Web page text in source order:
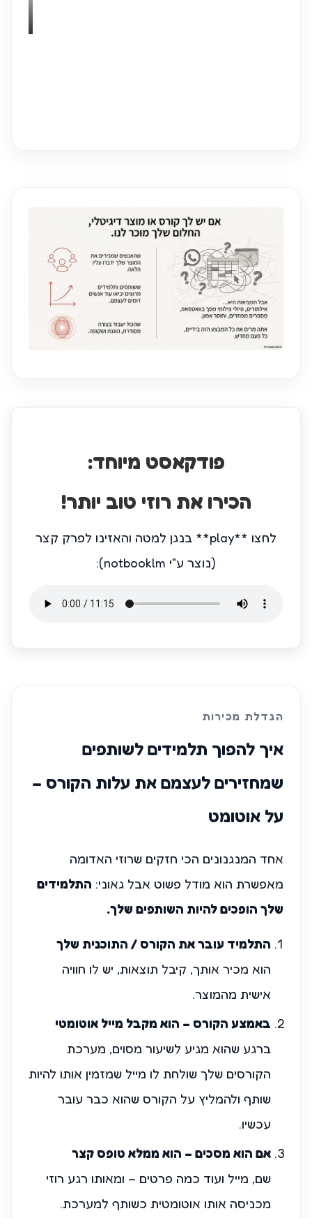
פודקאסט מיוחד:
הכירו את רוזי טוב יותר!
לחצו **play** בנגן למטה והאזינו לפרק קצר
(נוצר ע"י notbooklm):
הגדלת מכירות
איך להפוך תלמידים לשותפים
שמחזירים לעצמם את עלות הקורס –
על אוטומט
אחד המנגנונים הכי חזקים שרוזי האדומה
מאפשרת הוא מודל פשוט אבל גאוני: התלמידים
שלך הופכים להיות השותפים שלך.
התלמיד עובר את הקורס / התוכנית שלך
הוא מכיר אותך, קיבל תוצאות, יש לו חוויה
אישית מהמוצר.
באמצע הקורס – הוא מקבל מייל אוטומטי
ברגע שהוא מגיע לשיעור מסוים, מערכת
הקורסים שלך שולחת לו מייל שמזמין אותו להיות
שותף ולהמליץ על הקורס שהוא כבר עובר
עכשיו.
אם הוא מסכים – הוא ממלא טופס קצר
שם, מייל ועוד כמה פרטים – ומאותו רגע רוזי
מכניסה אותו אוטומטית כשותף למערכת.